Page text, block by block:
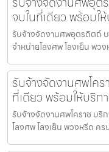
จบในที่เดียว พร้อมใ
รับจ้างจัดงานศพอุตรดิตถ์
จำหน่ายโลงศพ โลงเย็น พว
รับจ้างจัดงานศพโค
ที่เดียว พร้อมให้บริก
รับจ้างจัดงานศพโคราช บ
โลงศพ โลงเย็น พวงหรีด ค